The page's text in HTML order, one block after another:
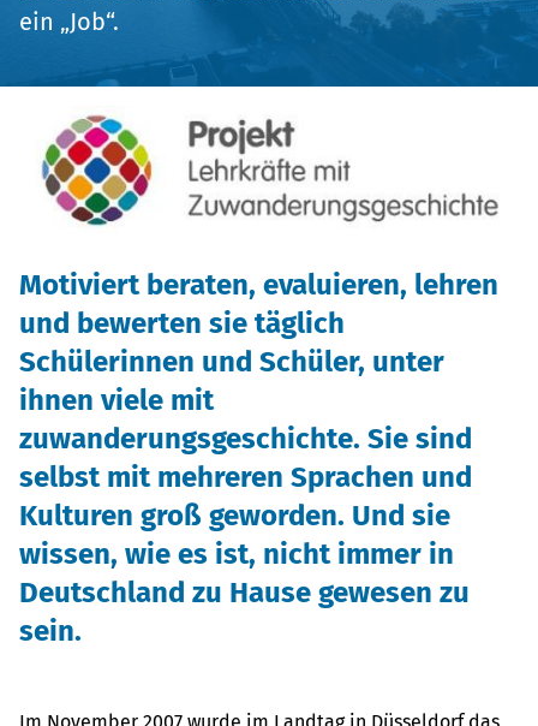
ein „Job“.
Motiviert beraten, evaluieren, lehren
und bewerten sie täglich
Schülerinnen und Schüler, unter
ihnen viele mit
zuwanderungsgeschichte. Sie sind
selbst mit mehreren Sprachen und
Kulturen groß geworden. Und sie
wissen, wie es ist, nicht immer in
Deutschland zu Hause gewesen zu
sein.